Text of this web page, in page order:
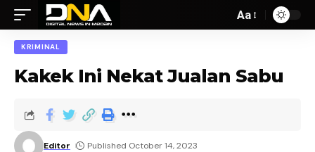
Aa
KRIMINAL
Kakek Ini Nekat Jualan Sabu
Editor Published October 14, 2023